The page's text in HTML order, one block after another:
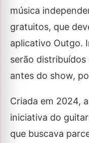
música
gratuitos, que
aplicativo Outgo.
serão
antes do show,
Criada em 2024,
iniciativa do
que buscava